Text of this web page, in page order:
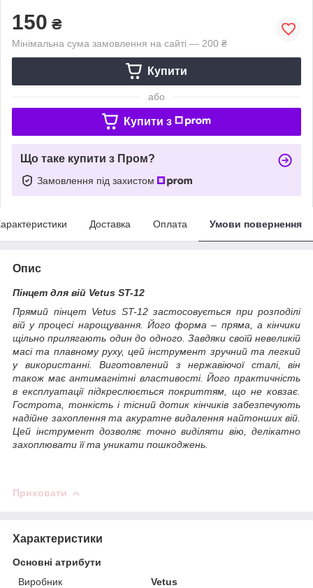
150 ₴
Мінімальна сума замовлення на сайті — 200 ₴
Купити
або
Купити з
Що таке купити з Пром?
Замовлення під захистом
Доставка Оплата Умови повернення
Опис
Пінцет для вій Vetus ST-12
Прямий пінцет Vetus ST-12 застосовується при розподілі
вій у процесі нарощування. Його форма – пряма, а кінчики
щільно прилягають один до одного. Завдяки своїй невеликій
масі та плавному руху, цей інструмент зручний та легкий
у використанні. Виготовлений з нержавіючої сталі, він
також має антимагнітні властивості. Його практичність
в експлуатації підкреслюється покриттям, що не ковзає.
Гострота, тонкість і тісний дотик кінчиків забезпечують
надійне захоплення та акуратне видалення найтонших вій.
Цей інструмент дозволяє точно виділяти вію, делікатно
захоплювати її та уникати пошкоджень.
Приховати
Характеристики
Основні атрибути
Виробник
Vetus